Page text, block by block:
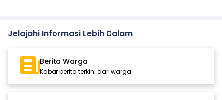
Jelajahi Informasi Lebih Dalam
Berita Warga
Kabar berita terkini dari warga